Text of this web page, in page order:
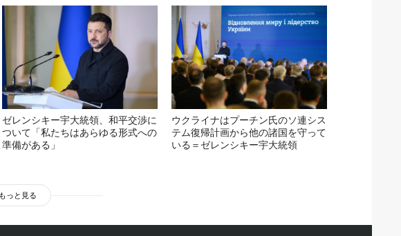
ゼレンシキー宇大統領、和平交渉に
ついて「私たちはあらゆる形式への
準備がある」
ウクライナはプーチン氏のソ連シス
テム復帰計画から他の諸国を守って
いる＝ゼレンシキー宇大統領
っと見る